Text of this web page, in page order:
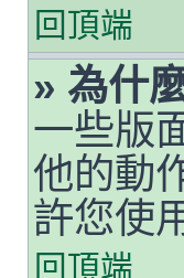
回頂端
» 為什
一些版
他的動
許您使
回頂端